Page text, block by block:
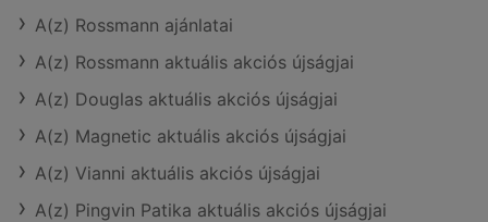
A(z) Rossmann ajánlatai
A(z) Rossmann aktuális akciós újságjai
A(z) Douglas aktuális akciós újságjai
A(z) Magnetic aktuális akciós újságjai
A(z) Vianni aktuális akciós újságjai
A(z) Pingvin Patika aktuális akciós újságjai